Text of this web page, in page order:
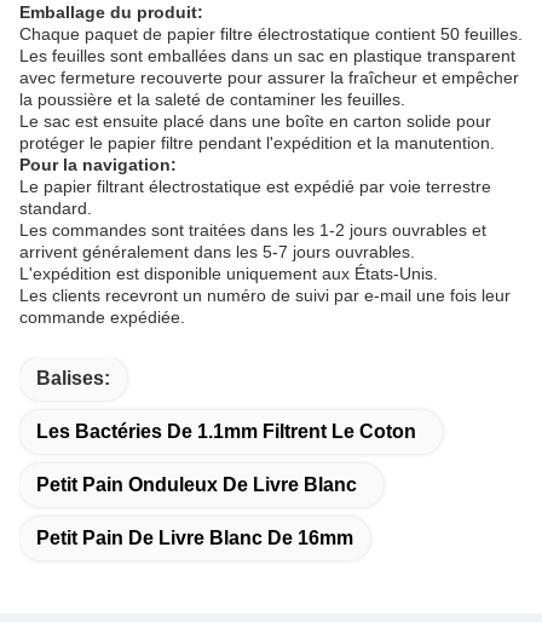
Emballage du produit:
Chaque paquet de papier filtre électrostatique contient 50 feuilles.
Les feuilles sont emballées dans un sac en plastique transparent
avec fermeture recouverte pour assurer la fraîcheur et empêcher
la poussière et la saleté de contaminer les feuilles.
Le sac est ensuite placé dans une boîte en carton solide pour
protéger le papier filtre pendant l'expédition et la manutention.
Pour la navigation:
Le papier filtrant électrostatique est expédié par voie terrestre
standard.
Les commandes sont traitées dans les 1-2 jours ouvrables et
arrivent généralement dans les 5-7 jours ouvrables.
L'expédition est disponible uniquement aux États-Unis.
Les clients recevront un numéro de suivi par e-mail une fois leur
commande expédiée.
Balises:
Les Bactéries De 1.1mm Filtrent Le Coton
Petit Pain Onduleux De Livre Blanc
Petit Pain De Livre Blanc De 16mm